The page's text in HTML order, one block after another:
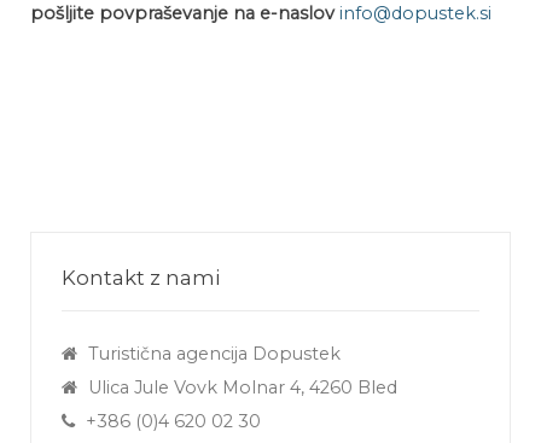
pošljite povpraševanje na e-naslovinfo@dopustek.si
Kontakt z nami
Turistična agencija Dopustek
Ulica Jule Vovk Molnar 4, 4260 Bled
+386 (0)4 620 02 30